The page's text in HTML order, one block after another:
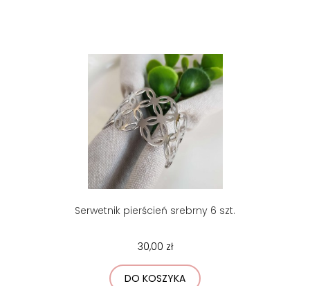
Serwetnik pierścień srebrny 6 szt.
30,00 zł
DO KOSZYKA